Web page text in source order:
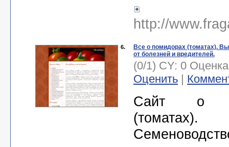
http://
6.
Все о помидорах (томатах).
от болезней и вредителей.
(0/1) CY: 0
Оценить |
Сайт о
(томатах).